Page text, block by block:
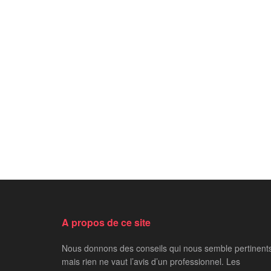
A propos de ce site
Nous donnons des conseils qui nous semble
mais rien ne vaut l’avis d’un professionnel. Les